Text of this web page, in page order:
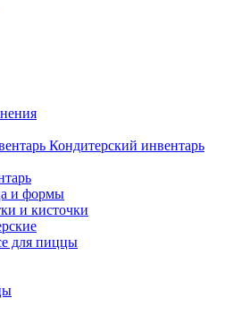
Кондитерский инвентарь
и формы
и кисточки
для пиццы